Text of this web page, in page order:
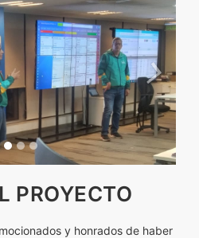
PROYECTO
y honrados de haber